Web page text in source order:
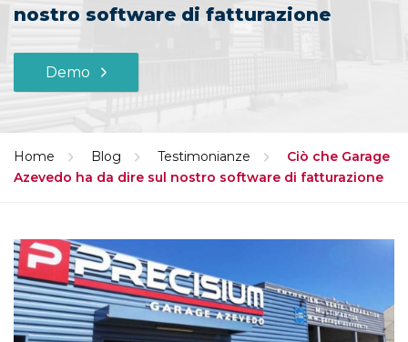
nostro software di fatturazione
Demo
Home Blog Testimonianze
Ciò che Garage
Azevedo ha da dire sul nostro software di fatturazione